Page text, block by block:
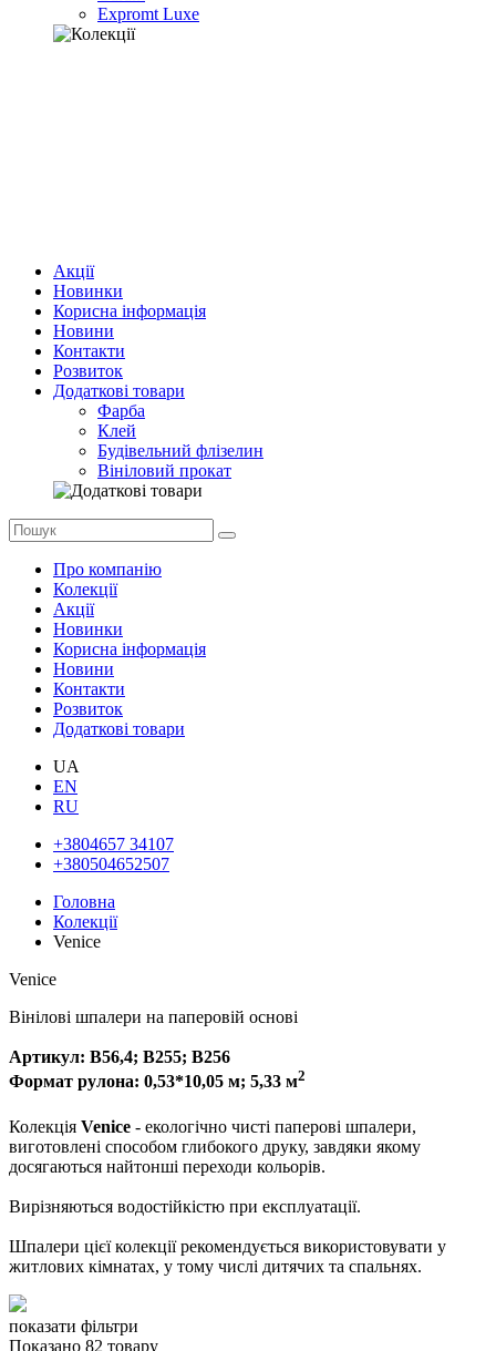
Expromt Luxe
Акції
Новинки
Корисна інформація
Новини
Контакти
Розвиток
Додаткові товари
Фарба
Клей
Будівельний флізелин
Вініловий прокат
Про компанію
Колекції
Акції
Новинки
Корисна інформація
Новини
Контакти
Розвиток
Додаткові товари
UA
EN
RU
+3804657 34107
+380504652507
Головна
Колекції
Venice
Venice
Вінілові шпалери на паперовій основі
Артикул: В56,4; В255; В256
Формат рулона: 0,53*10,05 м; 5,33 м2
Колекція Venice - екологічно чисті паперові шпалери,
виготовлені способом глибокого друку, завдяки якому
досягаються найтонші переходи кольорів.
Вирізняються водостійкістю при експлуатації.
Шпалери цієї колекції рекомендується використовувати у
житлових кімнатах, у тому числі дитячих та спальнях.
показати фільтри
Показано 82 товару